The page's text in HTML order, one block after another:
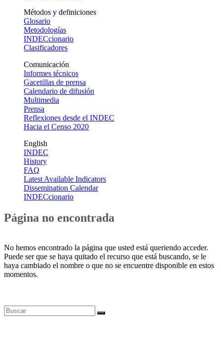
Métodos y definiciones
Glosario
Metodologías
INDECcionario
Clasificadores
Comunicación
Informes técnicos
Gacetillas de prensa
Calendario de difusión
Multimedia
Prensa
Reflexiones desde el INDEC
Hacia el Censo 2020
English
INDEC
History
FAQ
Latest Available Indicators
Dissemination Calendar
INDECcionario
Página no encontrada
No hemos encontrado la página que usted está queriendo acceder.
Puede ser que se haya quitado el recurso que está buscando, se le
haya cambiado el nombre o que no se encuentre disponible en estos
momentos.